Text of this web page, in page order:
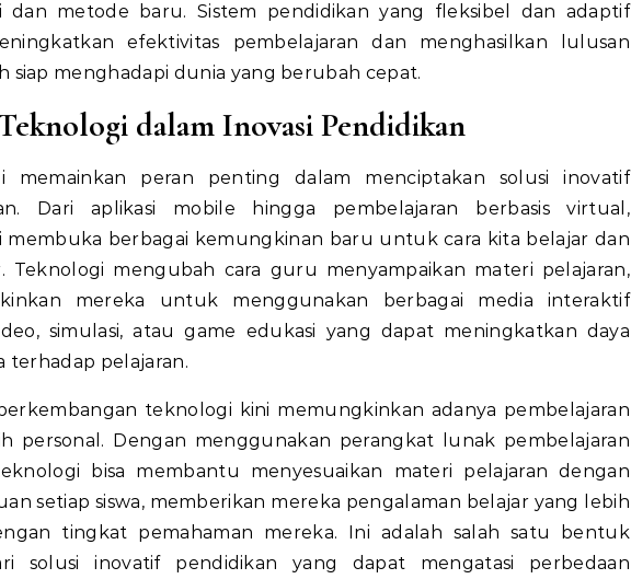
dan metode baru. Sistem pendidikan yang fleksibel dan adaptif
efektivitas pembelajaran dan menghasilkan lulusan
siap menghadapi dunia yang berubah cepat.
dalam Inovasi Pendidikan
memainkan peran penting dalam menciptakan solusi inovatif
Dari aplikasi mobile hingga pembelajaran berbasis virtual,
membuka berbagai kemungkinan baru untuk cara kita belajar dan
Teknologi mengubah cara guru menyampaikan materi pelajaran,
mereka untuk menggunakan berbagai media interaktif
simulasi, atau game edukasi yang dapat meningkatkan daya
terhadap pelajaran.
teknologi kini memungkinkan adanya pembelajaran
personal. Dengan menggunakan perangkat lunak pembelajaran
bisa membantu menyesuaikan materi pelajaran dengan
setiap siswa, memberikan mereka pengalaman belajar yang lebih
tingkat pemahaman mereka. Ini adalah salah satu bentuk
solusi inovatif pendidikan yang dapat mengatasi perbedaan